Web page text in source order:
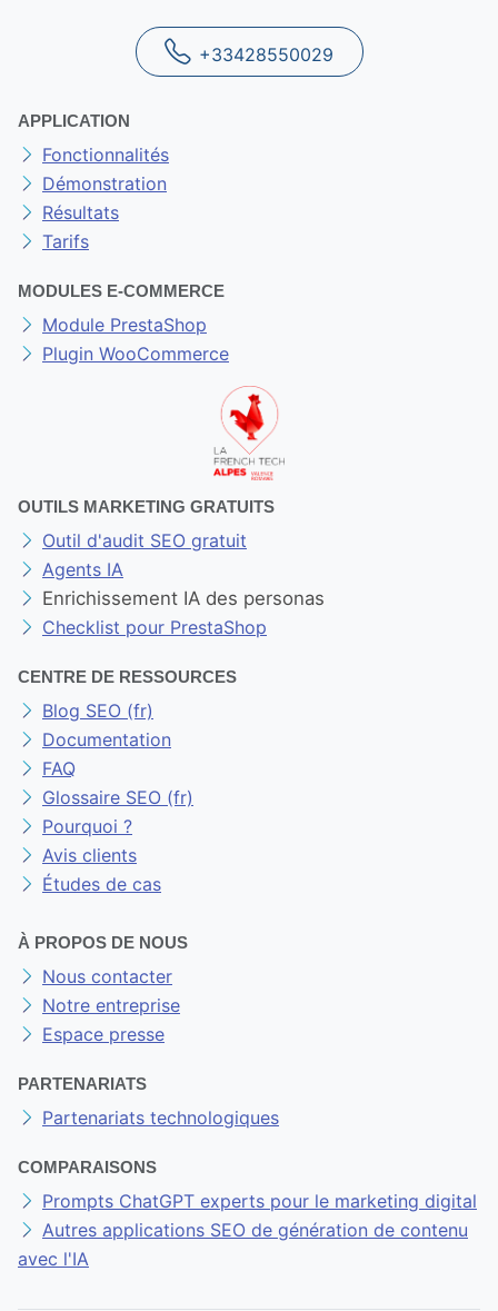
+33428550029
APPLICATION
Fonctionnalités
Démonstration
Résultats
Tarifs
MODULES E-COMMERCE
Module PrestaShop
Plugin WooCommerce
OUTILS MARKETING GRATUITS
Outil d'audit SEO gratuit
Agents IA
Enrichissement IA des personas
Checklist pour PrestaShop
CENTRE DE RESSOURCES
Blog SEO (fr)
Documentation
FAQ
Glossaire SEO (fr)
Pourquoi ?
Avis clients
Études de cas
À PROPOS DE NOUS
Nous contacter
Notre entreprise
Espace presse
PARTENARIATS
Partenariats technologiques
COMPARAISONS
Prompts ChatGPT experts pour le marketing digital
Autres applications SEO de génération de contenu
avec l'IA